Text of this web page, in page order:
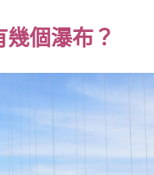
個瀑布？